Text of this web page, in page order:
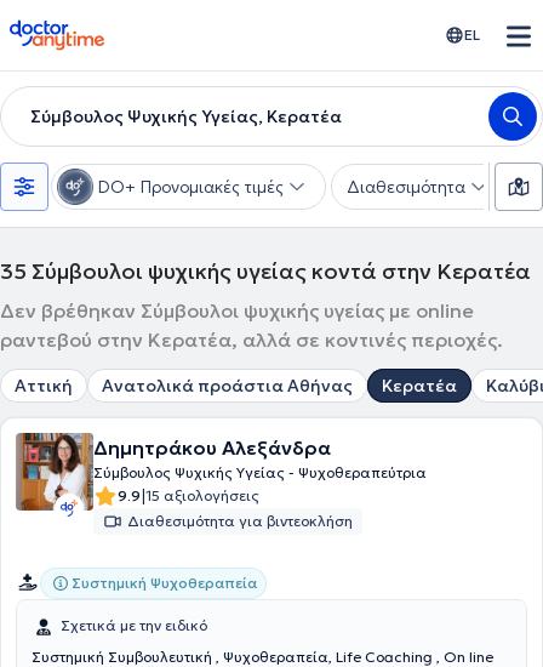
doctoranytime EL
Σύμβουλος Ψυχικής Υγείας, Κερατέα
DO+ Προνομιακές τιμές Διαθεσιμότητα
35 Σύμβουλοι ψυχικής υγείας κοντά στην Κερατέα
Δεν βρέθηκαν Σύμβουλοι ψυχικής υγείας με online
ραντεβού στην Κερατέα, αλλά σε κοντινές περιοχές.
Αττική Ανατολικά προάστια Αθήνας Κερατέα
Δημητράκου Αλεξάνδρα
Σύμβουλος Ψυχικής Υγείας - Ψυχοθεραπεύτρια
9.9|15 αξιολογήσεις
Διαθεσιμότητα για βιντεοκλήση
Συστημική Ψυχοθεραπεία
Σχετικά με την ειδικό
Συστημική Συμβουλευτική , Ψυχοθεραπεία, Life Coaching , On line